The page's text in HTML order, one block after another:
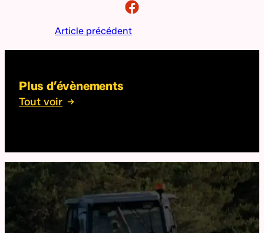
Article précédent
Plus d’évènements
Tout voir